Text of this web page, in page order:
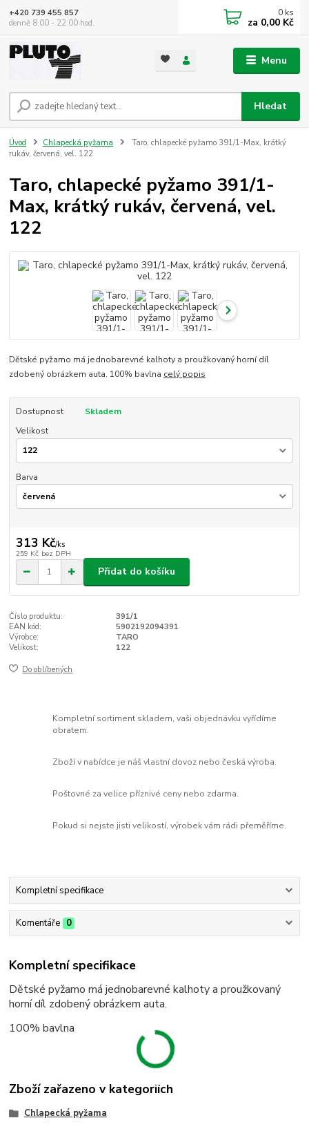
Menu
Hledat
+420 739 455 857
denně 8.00 - 22.00 hod.
0 ks
za 0,00 Kč
Úvod Chlapecká pyžama
Taro, chlapecké pyžamo 391/1-Max, krátký
rukáv, červená, vel. 122
Taro, chlapecké pyžamo 391/1-
Max, krátký rukáv, červená, vel.
122
Dětské pyžamo má jednobarevné kalhoty a proužkovaný horní díl
zdobený obrázkem auta. 100% bavlna celý popis
Dostupnost
Skladem
Velikost
Barva
313 Kč/ks
259 Kč bez DPH
Přidat do košíku
Číslo produktu:
391/1
EAN kód:
5902192094391
Výrobce:
TARO
Velikost:
122
Do oblíbených
Kompletní sortiment skladem, vaši objednávku vyřídíme
obratem.
Zboží v nabídce je náš vlastní dovoz nebo česká výroba.
Poštovné za velice příznivé ceny nebo zdarma.
Pokud si nejste jisti velikostí, výrobek vám rádi přeměříme.
Kompletní specifikace
Komentáře 0
Kompletní specifikace
Dětské pyžamo má jednobarevné kalhoty a proužkovaný
horní díl zdobený obrázkem auta.
100% bavlna
Zboží zařazeno v kategoriích
Chlapecká pyžama